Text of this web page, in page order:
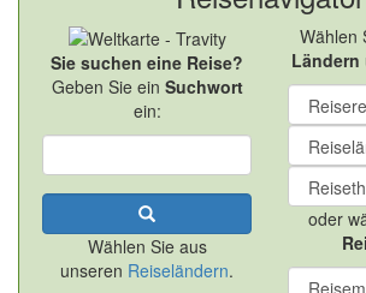
Sie suchen eine Reise?
Geben Sie ein Suchwort
ein:
Wählen Sie aus
unseren Reiseländern.
Wählen
Ländern
oder